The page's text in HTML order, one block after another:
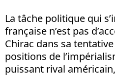
La tâche politique qui
française n’est pas
Chirac dans sa
positions de
puissant rival